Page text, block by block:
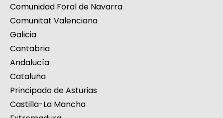
Comunidad Foral de Navarra
Comunitat Valenciana
Galicia
Cantabria
Andalucía
Cataluña
Principado de Asturias
Castilla-La Mancha